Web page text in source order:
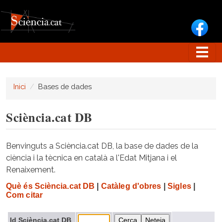
Inici Bases de dades
Sciència.cat DB
Benvinguts a Sciència.cat DB, la base de dades de la
ciència i la tècnica en català a l'Edat Mitjana i el
Renaixement.
Què és Sciència.cat DB Catàleg d'obres Sigles|
Com citar
Id Sciència.cat DB